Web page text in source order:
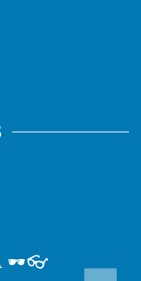
🕶️👓